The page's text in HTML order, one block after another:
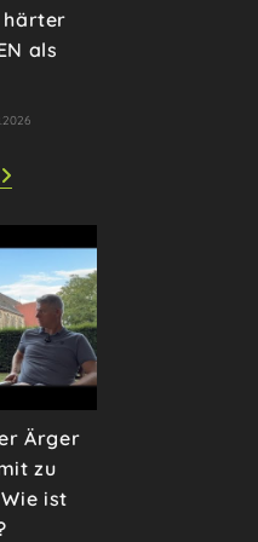
härter
als
JEDE…
Ärger
zu
ist